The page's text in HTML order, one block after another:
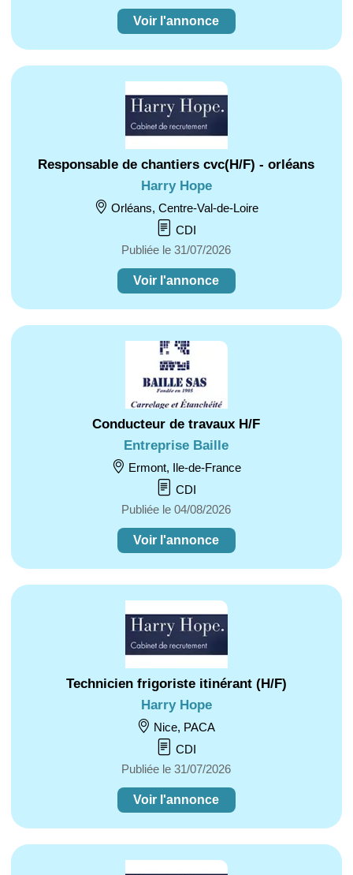
Voir l'annonce
Responsable de chantiers cvc(H/F) - orléans
Harry Hope
Orléans, Centre-Val-de-Loire
CDI
Publiée le 31/07/2026
Voir l'annonce
Conducteur de travaux H/F
Entreprise Baille
Ermont, Ile-de-France
CDI
Publiée le 04/08/2026
Voir l'annonce
Technicien frigoriste itinérant (H/F)
Harry Hope
Nice, PACA
CDI
Publiée le 31/07/2026
Voir l'annonce